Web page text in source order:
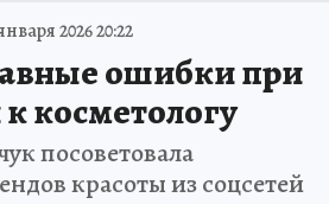
2026 20:22
ошибки при
косметологу
посоветовала
красоты из соцсетей